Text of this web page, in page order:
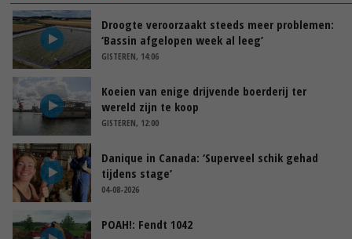
Droogte veroorzaakt steeds meer problemen:
‘Bassin afgelopen week al leeg’
GISTEREN, 14:06
Koeien van enige drijvende boerderij ter
wereld zijn te koop
GISTEREN, 12:00
Danique in Canada: ‘Superveel schik gehad
tijdens stage’
04-08-2026
POAH!: Fendt 1042